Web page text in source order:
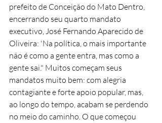
prefeito de Conceição do Mato Dentro,
encerrando seu quarto mandato
executivo, José Fernando Aparecido de
Oliveira: 'Na política, o mais importante
não é como a gente entra, mas como a
gente sai." Muitos começam seus
mandatos muito bem: com alegria
contagiante e forte apoio popular, mas,
ao longo do tempo, acabam se perdendo
no meio do caminho. O que começou